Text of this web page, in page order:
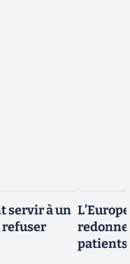
servir à un
refuser
patients